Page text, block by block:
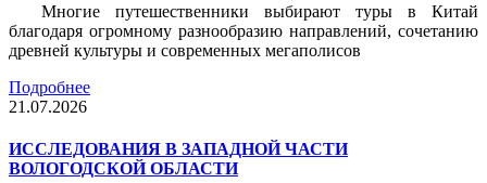
Многие путешественники выбирают туры в Китай
благодаря огромному разнообразию направлений, сочетанию
древней культуры и современных мегаполисов
Подробнее
21.07.2026
ИССЛЕДОВАНИЯ В ЗАПАДНОЙ ЧАСТИ
ВОЛОГОДСКОЙ ОБЛАСТИ